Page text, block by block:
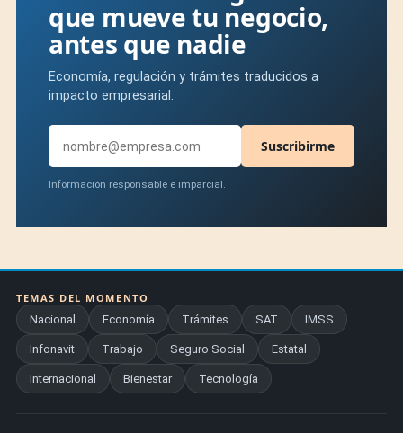
que mueve tu negocio,
antes que nadie
Economía, regulación y trámites traducidos a
impacto empresarial.
Suscribirme
Información responsable e imparcial.
TEMAS DEL MOMENTO
Nacional
Economía Trámites SAT IMSS
Infonavit Trabajo Seguro Social Estatal
Internacional Bienestar Tecnología